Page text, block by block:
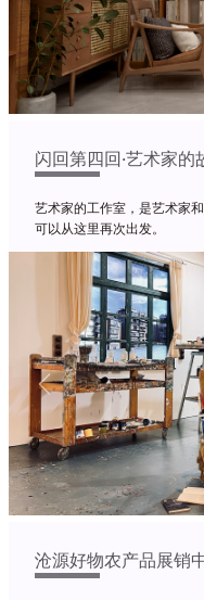
闪回第四回·艺术家的
艺术家的工作室，是艺术家
可以从这里再次出发。
Previous
沧源好物农产品展销